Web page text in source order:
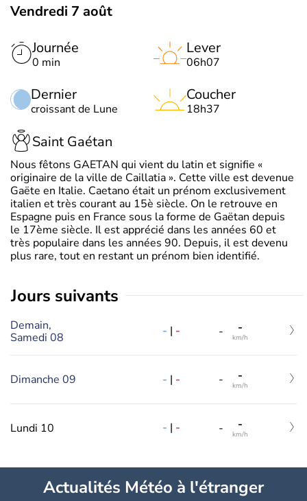
Vendredi 7 août
Journée
0 min
Dernier
croissant de Lune
Lever
06h07
Coucher
18h37
Saint Gaétan
Nous fêtons GAETAN qui vient du latin et signifie «
originaire de la ville de Caillatia ». Cette ville est devenue
Gaëte en Italie. Caetano était un prénom exclusivement
italien et très courant au 15è siècle. On le retrouve en
Espagne puis en France sous la forme de Gaëtan depuis
le 17ème siècle. Il est apprécié dans les années 60 et
très populaire dans les années 90. Depuis, il est devenu
plus rare, tout en restant un prénom bien identifié.
jours suivants
Demain,
Samedi 08
- | - - -
km/h
Dimanche 09 - | - - -
km/h
Lundi 10 - | - - -
km/h
Actualités Météo à l'étranger